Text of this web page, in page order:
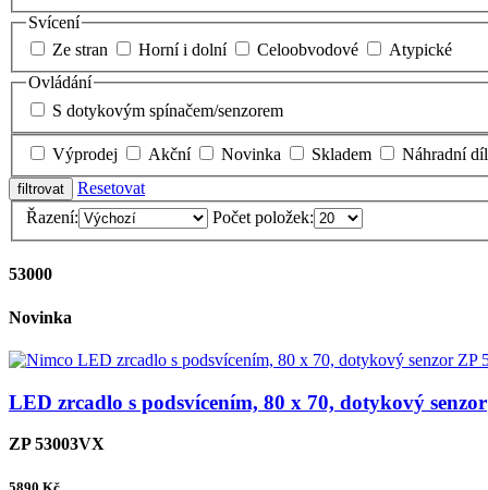
Svícení
Ze stran
Horní i dolní Celoobvodové
Atypické
Ovládání
S dotykovým spínačem/senzorem
Výprodej Akční Novinka Skladem
Náhradní
Resetovat
Řazení:
Počet položek:
53000
Novinka
LED zrcadlo s podsvícením, 80 x 70, dotykový senzor
ZP 53003VX